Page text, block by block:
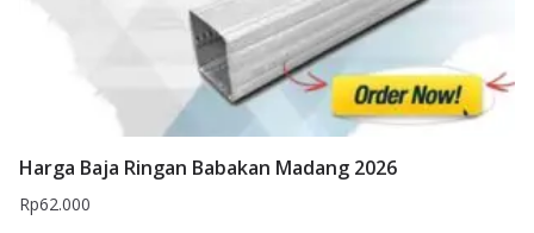
Harga Baja Ringan Babakan Madang 2026
Rp62.000